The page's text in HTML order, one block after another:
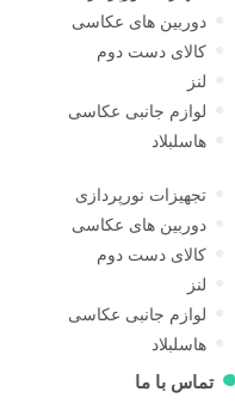
دوربین های عکاسی
کالای دست دوم
لوازم جانبی عکاسی
هاسلبلاد
تجهیزات نورپردازی
دوربین های عکاسی
کالای دست دوم
لوازم جانبی عکاسی
هاسلبلاد
با ما